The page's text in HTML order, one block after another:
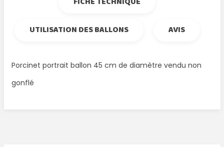
UTILISATION DES BALLONS
AVIS
Porcinet portrait ballon 45 cm de diamètre vendu non
gonflé